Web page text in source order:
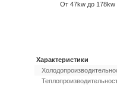
От 47kw до 178kw
Характеристики